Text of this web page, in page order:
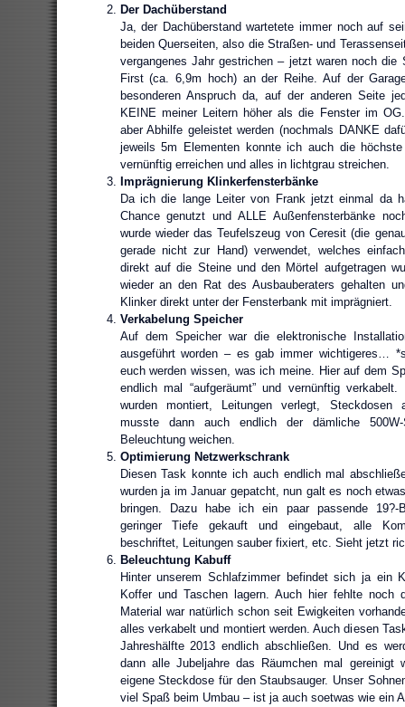
Der Dachüberstand
Ja, der Dachüberstand wartetete immer noch auf
beiden Querseiten, also die Straßen- und
vergangenes Jahr gestrichen – jetzt waren noch die
First (ca. 6,9m hoch) an der Reihe. Auf der
besonderen Anspruch da, auf der anderen Seite
KEINE meiner Leitern höher als die Fenster im
aber Abhilfe geleistet werden (nochmals DANKE
jeweils 5m Elementen konnte ich auch die
vernünftig erreichen und alles in lichtgrau streichen.
Imprägnierung Klinkerfensterbänke
Da ich die lange Leiter von Frank jetzt einmal da
Chance genutzt und ALLE Außenfensterbänke
wurde wieder das Teufelszeug von Ceresit (die
gerade nicht zur Hand) verwendet, welches
direkt auf die Steine und den Mörtel aufgetragen
wieder an den Rat des Ausbauberaters gehalten
Klinker direkt unter der Fensterbank mit imprägniert.
Verkabelung Speicher
Auf dem Speicher war die elektronische
ausgeführt worden – es gab immer wichtigeres…
euch werden wissen, was ich meine. Hier auf dem
endlich mal “aufgeräumt” und vernünftig verkabelt.
wurden montiert, Leitungen verlegt, Steckdosen
musste dann auch endlich der dämliche 500W-
Beleuchtung weichen.
Optimierung Netzwerkschrank
Diesen Task konnte ich auch endlich mal
wurden ja im Januar gepatcht, nun galt es noch
bringen. Dazu habe ich ein paar passende 19?-
geringer Tiefe gekauft und eingebaut, alle
beschriftet, Leitungen sauber fixiert, etc. Sieht jetzt
Beleuchtung Kabuff
Hinter unserem Schlafzimmer befindet sich ja ein
Koffer und Taschen lagern. Auch hier fehlte noch
Material war natürlich schon seit Ewigkeiten
alles verkabelt und montiert werden. Auch diesen
Jahreshälfte 2013 endlich abschließen. Und es
dann alle Jubeljahre das Räumchen mal gereinigt
eigene Steckdose für den Staubsauger. Unser
viel Spaß beim Umbau – ist ja auch soetwas wie ein